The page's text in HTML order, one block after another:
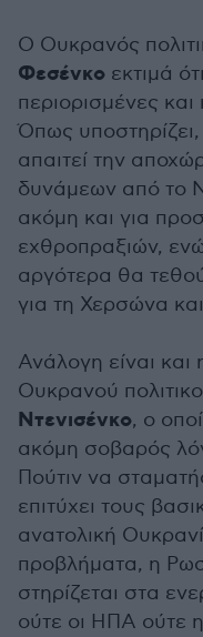
Ο Ουκρανός
Φεσένκο εκτιμά
περιορισμένες και
Όπως
απαιτεί την
δυνάμεων από το
ακόμη και για
εχθροπραξιών,
αργότερα θα
για τη Χερσώνα
Ανάλογη είναι και
Ουκρανού
Ντενισένκο, ο
ακόμη σοβαρός
Πούτιν να
επιτύχει τους
ανατολική
προβλήματα, η
στηρίζεται στα
ούτε οι ΗΠΑ ούτε